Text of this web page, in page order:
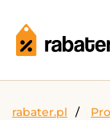
rabater.pl